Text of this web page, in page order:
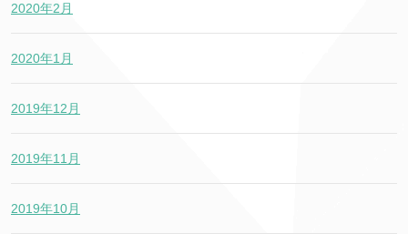
2020年2月
2020年1月
2019年12月
2019年11月
2019年10月